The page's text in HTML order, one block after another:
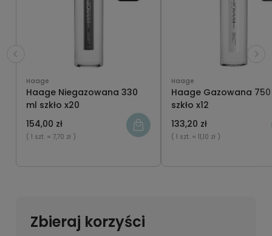
Haage
Haage Niegazowana 330
ml szkło x20
154,00 zł
( 1 szt. = 7,70 zł )
Haage
Haage Gazowana
szkło x12
133,20 zł
( 1 szt. = 11,10 zł )
Zbieraj korzyści